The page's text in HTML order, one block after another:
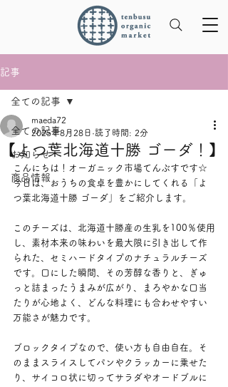
記事
全ての記事
お知らせ
商品情報
全ての記事
【よつ葉北海道十勝 ゴーダ！】
maeda72
2025年8月28日 読了時間: 2分
こんにちは！オーガニック市場てんぶすです☆
今日は、おうちの食卓を豊かにしてくれる「よ
つ葉北海道十勝 ゴーダ」をご紹介します。
このチーズは、北海道十勝産の生乳を100％使用
し、素材本来の味わいを最大限に引き出して作
られた、セミハードタイプのナチュラルチーズ
です。口にした瞬間、その芳醇な香りと、ぎゅ
っと詰まったうまみが広がり、まろやかな口当
たりが心地よく、どんな料理にも合わせやすい
万能さが魅力です。
ブロックタイプなので、使い方も自由自在。そ
のままスライスしてパンやクラッカーに乗せた
り、サイコロ状に切ってサラダやオードブルに